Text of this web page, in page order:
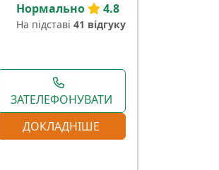
Нормально 4.8
На підставі 41 відгуку
ЗАТЕЛЕФОНУВАТИ
ДОКЛАДНІШЕ